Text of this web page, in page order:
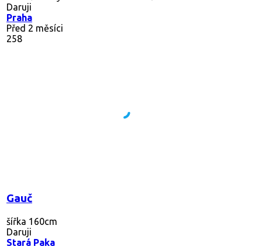
Daruji
Praha
Před 2 měsíci
258
Gauč
šířka 160cm
Daruji
Stará Paka